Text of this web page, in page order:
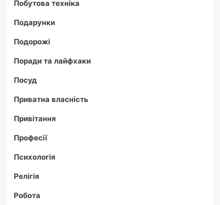
Побутова техніка
Подарунки
Подорожі
Поради та лайфхаки
Посуд
Приватна власність
Привітання
Професії
Психологія
Релігія
Робота